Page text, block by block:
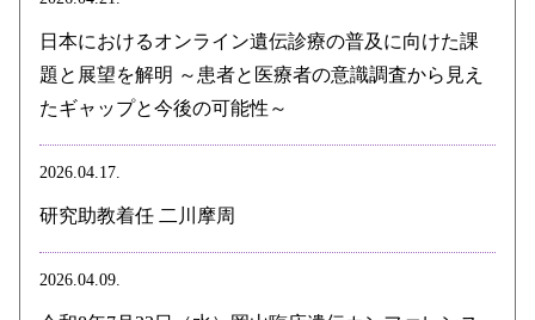
日本におけるオンライン遺伝診療の普及に向けた課
題と展望を解明 ～患者と医療者の意識調査から見え
たギャップと今後の可能性～
2026.04.17.
研究助教着任 二川摩周
2026.04.09.